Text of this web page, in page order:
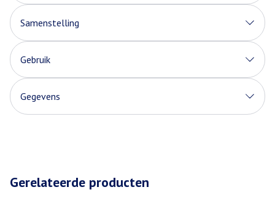
Samenstelling
Gebruik
Gegevens
Gerelateerde producten